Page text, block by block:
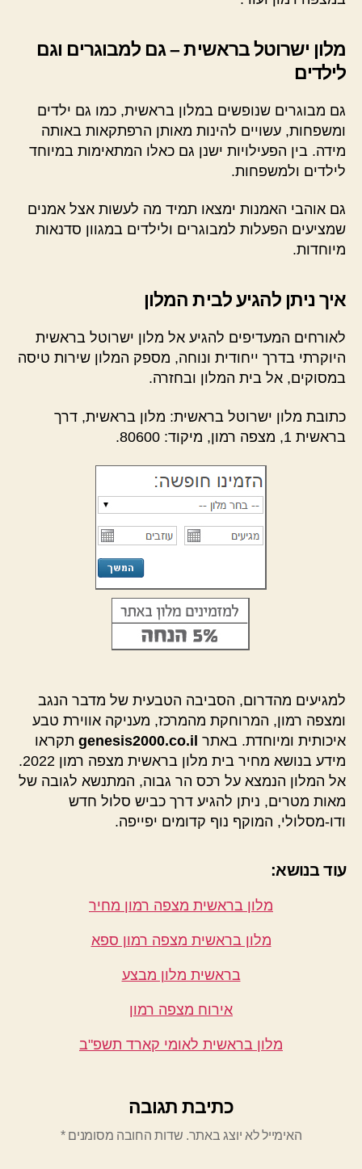
מלון ישרוטל בראשית – גם למבוגרים וגם
לילדים
גם מבוגרים שנופשים במלון בראשית, כמו גם ילדים
ומשפחות, עשויים להינות מאותן הרפתקאות באותה
מידה. בין הפעילויות ישנן גם כאלו המתאימות במיוחד
לילדים ולמשפחות.
גם אוהבי האמנות ימצאו תמיד מה לעשות אצל אמנים
שמציעים הפעלות למבוגרים ולילדים במגוון סדנאות
מיוחדות.
איך ניתן להגיע לבית המלון
לאורחים המעדיפים להגיע אל מלון ישרוטל בראשית
היוקרתי בדרך ייחודית ונוחה, מספק המלון שירות טיסה
במסוקים, אל בית המלון ובחזרה.
כתובת מלון ישרוטל בראשית: מלון בראשית, דרך
בראשית 1, מצפה רמון, מיקוד: 80600.
למגיעים מהדרום, הסביבה הטבעית של מדבר הנגב
ומצפה רמון, המרוחקת מהמרכז, מעניקה אווירת טבע
איכותית ומיוחדת. באתר genesis2000.co.il תקראו
מידע בנושא מחיר בית מלון בראשית מצפה רמון 2022.
אל המלון הנמצא על רכס הר גבוה, המתנשא לגובה של
מאות מטרים, ניתן להגיע דרך כביש סלול חדש
ודו-מסלולי, המוקף נוף קדומים יפייפה.
עוד בנושא:
מלון בראשית מצפה רמון מחיר
מלון בראשית מצפה רמון ספא
בראשית מלון מבצע
אירוח מצפה רמון
מלון בראשית לאומי קארד תשפ"ב
כתיבת תגובה
האימייל לא יוצג באתר. שדות החובה מסומנים*